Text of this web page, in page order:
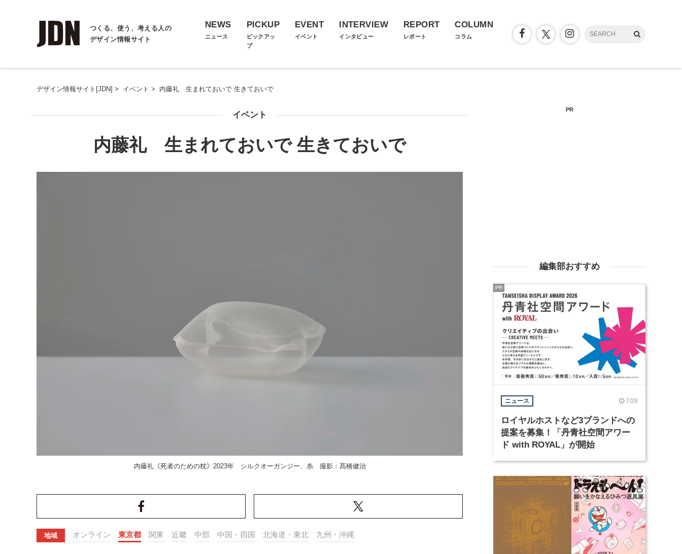
つくる、使う、考える人の
デザイン情報サイト
NEWS
ニュース
PICKUP
ピックアッ
プ
EVENT
イベント
INTERVIEW
インタビュー
REPORT
レポート
COLUMN
コラム
デザイン情報サイト[JDN] > イベント > 内藤礼 生まれておいで 生きておいで
イベント
内藤礼 生まれておいで 生きておいで
内藤礼《死者のための枕》2023年 シルクオーガンジー、糸 撮影：髙橋健治
地域 オンライン 東京都 関東 近畿 中部 中国・四国 北海道・東北 九州・沖縄
PR
編集部おすすめ
ニュース 7/28
ロイヤルホストなど3ブランドへの
提案を募集！「丹青社空間アワー
ド with ROYAL」が開始
PR